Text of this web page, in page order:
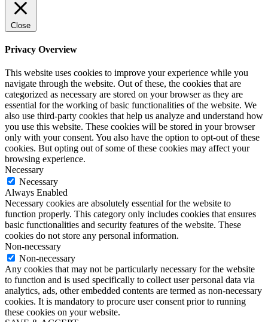
Close
Privacy Overview
This website uses cookies to improve your experience while you
navigate through the website. Out of these, the cookies that are
categorized as necessary are stored on your browser as they are
essential for the working of basic functionalities of the website. We
also use third-party cookies that help us analyze and understand how
you use this website. These cookies will be stored in your browser
only with your consent. You also have the option to opt-out of these
cookies. But opting out of some of these cookies may affect your
browsing experience.
Necessary
Necessary
Always Enabled
Necessary cookies are absolutely essential for the website to
function properly. This category only includes cookies that ensures
basic functionalities and security features of the website. These
cookies do not store any personal information.
Non-necessary
Non-necessary
Any cookies that may not be particularly necessary for the website
to function and is used specifically to collect user personal data via
analytics, ads, other embedded contents are termed as non-necessary
cookies. It is mandatory to procure user consent prior to running
these cookies on your website.